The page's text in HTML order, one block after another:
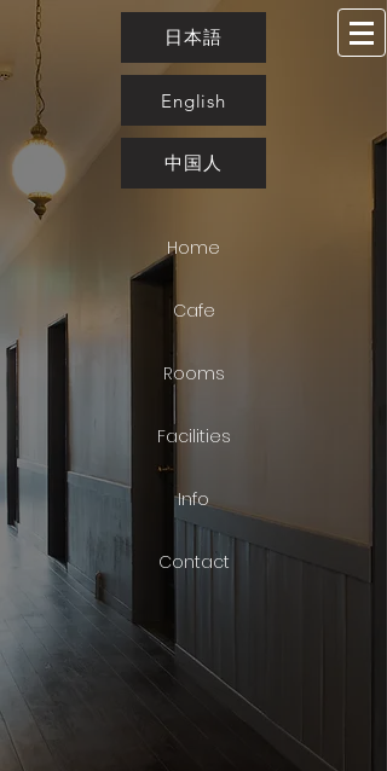
日本語
English
中国人
Home
Cafe
Rooms
Facilities
Info
Contact